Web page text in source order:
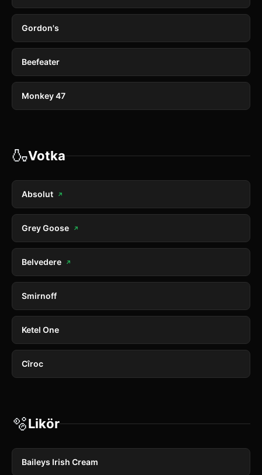
Gordon's
Beefeater
Monkey 47
🍶Votka
Absolut ↗
Grey Goose ↗
Belvedere ↗
Smirnoff
Ketel One
Cîroc
🫧Likör
Baileys Irish Cream